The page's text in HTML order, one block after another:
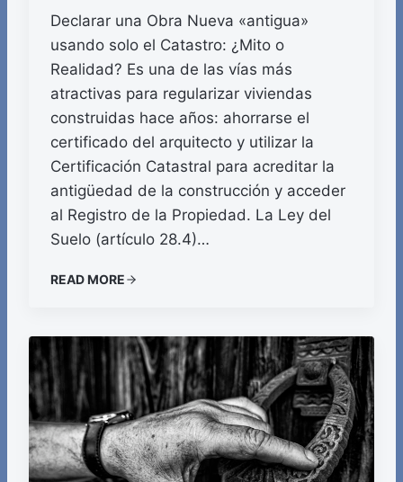
Declarar una Obra Nueva «antigua»
usando solo el Catastro: ¿Mito o
Realidad? Es una de las vías más
atractivas para regularizar viviendas
construidas hace años: ahorrarse el
certificado del arquitecto y utilizar la
Certificación Catastral para acreditar la
antigüedad de la construcción y acceder
al Registro de la Propiedad. La Ley del
Suelo (artículo 28.4)…
READ MORE